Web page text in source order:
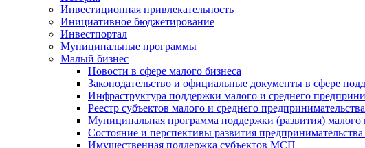
Инвестиционная привлекательность
Инициативное бюджетирование
Инвестпортал
Муниципальные программы
Малый бизнес
Новости в сфере малого бизнеса
Законодательство и официальные документы в сфере
Инфраструктура поддержки малого и среднего
Реестр субъектов малого и среднего
Муниципальная программа поддержки (развития) малого
Состояние и перспективы развития
Имущественная поддержка субъектов МСП